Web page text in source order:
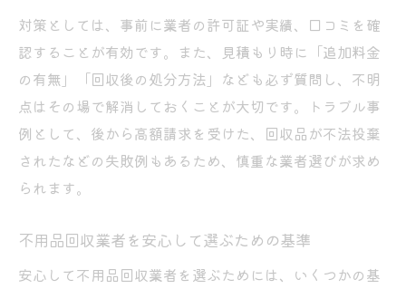
対策としては、事前に業者の許可証や実績、口コミを確
認することが有効です。また、見積もり時に「追加料金
の有無」「回収後の処分方法」なども必ず質問し、不明
点はその場で解消しておくことが大切です。トラブル事
例として、後から高額請求を受けた、回収品が不法投棄
されたなどの失敗例もあるため、慎重な業者選びが求め
られます。
不用品回収業者を安心して選ぶための基準
安心して不用品回収業者を選ぶためには、いくつかの基